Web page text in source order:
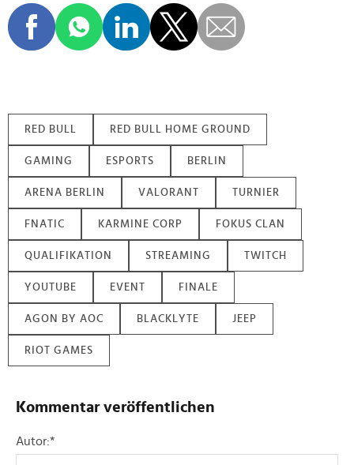
RED BULL RED BULL HOME GROUND
GAMING ESPORTS BERLIN
ARENA BERLIN VALORANT TURNIER
FNATIC KARMINE CORP FOKUS CLAN
QUALIFIKATION STREAMING TWITCH
YOUTUBE EVENT FINALE
AGON BY AOC BLACKLYTE JEEP
RIOT GAMES
Kommentar veröffentlichen
Autor:*